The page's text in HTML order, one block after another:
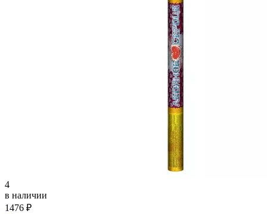
4
в наличии
1476 ₽